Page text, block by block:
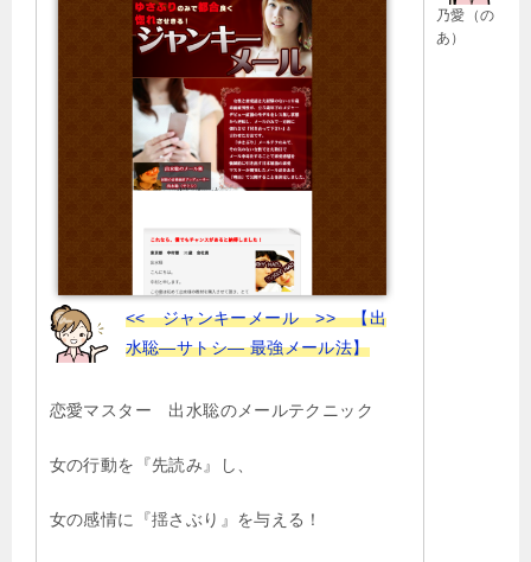
乃愛（の
あ）
<< ジャンキーメール >> 【出
水聡―サトシ― 最強メール法】
恋愛マスター 出水聡のメールテクニック
女の行動を『先読み』し、
女の感情に『揺さぶり』を与える！